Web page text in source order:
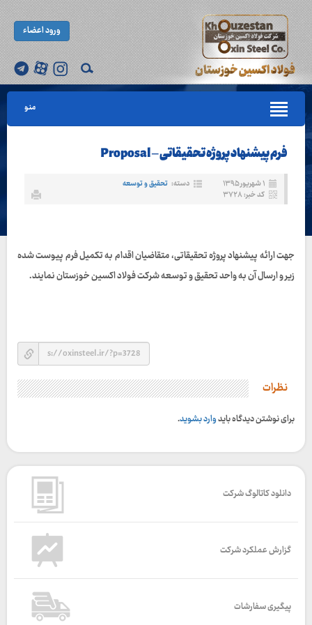
ورود اعضاء
منو
فرم پیشنهاد پروژه تحقیقاتی – Proposal
۱ شهریور ۱۳۹۵ دسته: تحقیق و توسعه
کد خبر: ۳۷۲۸
جهت ارائه پیشنهاد پروژه تحقیقاتی، متقاضیان اقدام به تکمیل فرم پیوست شده
زیر و ارسال آن به واحد تحقیق و توسعه شرکت فولاد اکسین خوزستان نمایند.
نظرات
برای نوشتن دیدگاه بایدوارد بشوید.
دانلود کاتالوگ شرکت
گزارش عملکرد شرکت
پیگیری سفارشات